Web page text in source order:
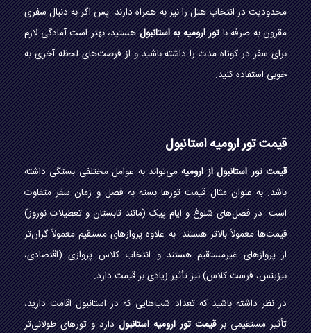
محدودیت در انتخاب هتل را نیز به همراه دارند. پس اگر به دنبال سفری
مقرون به صرفه باتور ارومیه به استانبولهستید، بهتر است آمادگی لازم
برای سفر در کوتاه مدت را داشته باشید و از فرصت‌های لحظه آخری به
خوبی استفاده کنید.
قیمت تور ارومیه استانبول
قیمت تور استانبول از ارومیهمی‌تواند به عوامل مختلفی بستگی داشته
باشد. به عنوان مثال قیمت تورها بسته به فصل و زمان سفر متفاوت
است. در فصل‌های شلوغ و ایام پیک (مانند تابستان و تعطیلات نوروز)
قیمت‌ها معمولاً بالاتر هستند. به علاوه پروازهای مستقیم معمولاً گران‌تر
از پروازهای غیرمستقیم هستند و انتخاب کلاس پروازی (اقتصادی،
بیزینس، فرست کلاس) نیز تأثیر زیادی بر قیمت دارد.
در نظر داشته باشید که تعداد شب‌هایی که در استانبول اقامت دارید،
تأثیر مستقیمی برقیمت تور ارومیه استانبولدارد و تورهای طولانی‌تر